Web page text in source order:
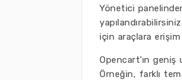
Yönetici
için araçlara
Opencart'ın
Örneğin, farklı